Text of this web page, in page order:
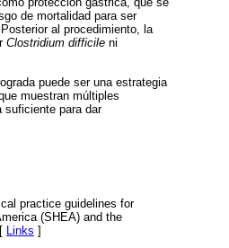
de mortalidad para ser
al procedimiento, la
Clostridium difficile ni
puede ser una estrategia
muestran múltiples
para dar
practice guidelines for
(SHEA) and the
Links ]